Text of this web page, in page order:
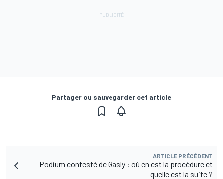
Partager ou sauvegarder cet article
ARTICLE PRÉCÉDENT
Podium contesté de Gasly : où en est la procédure et
quelle est la suite ?